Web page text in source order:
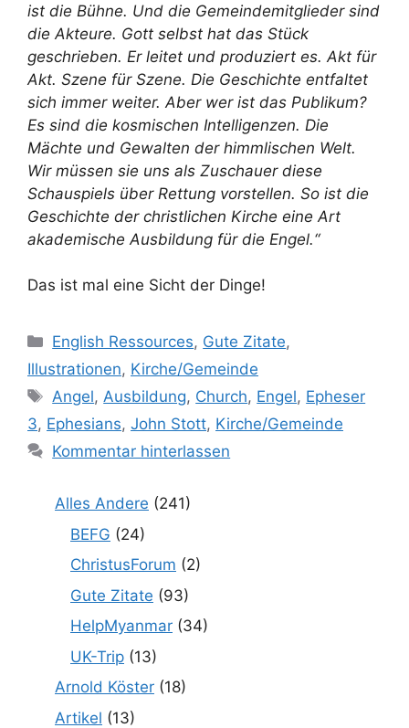
ist die Bühne. Und die Gemeindemitglieder sind
die Akteure. Gott selbst hat das Stück
geschrieben. Er leitet und produziert es. Akt für
Akt. Szene für Szene. Die Geschichte entfaltet
sich immer weiter. Aber wer ist das Publikum?
Es sind die kosmischen Intelligenzen. Die
Mächte und Gewalten der himmlischen Welt.
Wir müssen sie uns als Zuschauer diese
Schauspiels über Rettung vorstellen. So ist die
Geschichte der christlichen Kirche eine Art
akademische Ausbildung für die Engel.“
Das ist mal eine Sicht der Dinge!
Kategorien
English Ressources, Gute Zitate,
Illustrationen, Kirche/Gemeinde
Schlagwörter
Angel,Ausbildung, Church, Engel, Epheser
3, Ephesians, John Stott, Kirche/Gemeinde
Kommentar hinterlassen
Alles Andere (241)
BEFG (24)
ChristusForum (2)
Gute Zitate (93)
HelpMyanmar (34)
UK-Trip (13)
Arnold Köster (18)
Artikel (13)